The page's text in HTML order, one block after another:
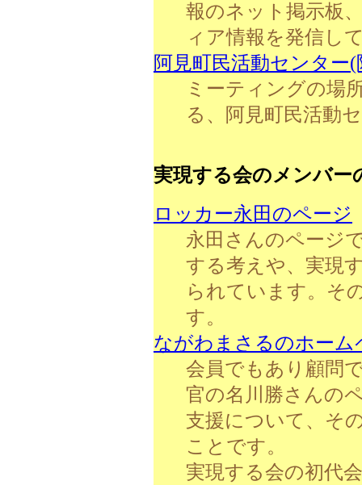
報のネット掲示板
ィア情報を発信し
阿見町民活動センター
ミーティングの場
る、阿見町民活動
実現する会のメンバー
ロッカー永田のページ
永田さんのページ
する考えや、実現
られています。そ
す。
ながわまさるのホーム
会員でもあり顧問
官の名川勝さんの
支援について、そ
ことです。
実現する会の初代